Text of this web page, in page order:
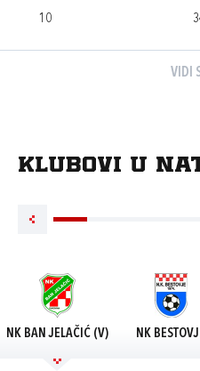
10
VIDI
Klubovi u
NK BAN JELAČIĆ (V) NK